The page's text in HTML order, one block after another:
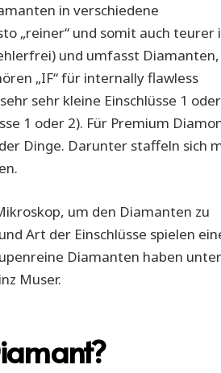
in verschiedene
„reiner“ und somit auch teurer
und umfasst Diamanten,
„IF“ für internally flawless
sehr kleine Einschlüsse 1
1 oder 2). Für Premium
Dinge. Darunter staffeln sich
um den Diamanten zu
Art der Einschlüsse spielen
Diamanten haben unter
Muser.